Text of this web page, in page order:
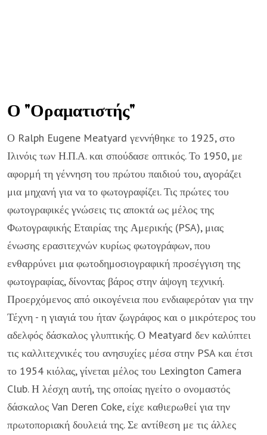
Ο "Οραματιστής"
Ο Ralph Eugene Meatyard γεννήθηκε το 1925, στο
Ιλινόις των Η.Π.Α. και σπούδασε οπτικός. Το 1950, με
αφορμή τη γέννηση του πρώτου παιδιού του, αγοράζει
μια μηχανή για να το φωτογραφίζει. Τις πρώτες του
φωτογραφικές γνώσεις τις αποκτά ως μέλος της
Φωτογραφικής Εταιρίας της Αμερικής (PSA), μιας
ένωσης ερασιτεχνών κυρίως φωτογράφων, που
ενθαρρύνει μια φωτοδημοσιογραφική προσέγγιση της
φωτογραφίας, δίνοντας βάρος στην άψογη τεχνική.
Προερχόμενος από οικογένεια που ενδιαφερόταν για την
Τέχνη - η γιαγιά του ήταν ζωγράφος και ο μικρότερος του
αδελφός δάσκαλος γλυπτικής. Ο Meatyard δεν καλύπτει
τις καλλιτεχνικές του ανησυχίες μέσα στην PSA και έτσι
το 1954 κιόλας, γίνεται μέλος του Lexington Camera
Club. Η λέσχη αυτή, της οποίας ηγείτο ο ονομαστός
δάσκαλος Van Deren Coke, είχε καθιερωθεί για την
πρωτοποριακή δουλειά της. Σε αντίθεση με τις άλλες